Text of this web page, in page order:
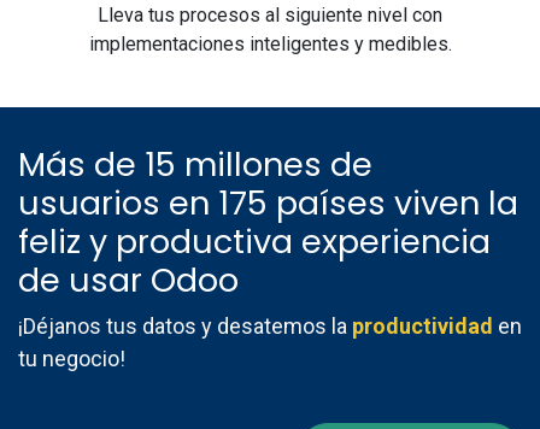
Lleva tus procesos al siguiente nivel con
implementaciones inteligentes y medibles.​
Más de 15 millones de
usuarios en 175 países viven la
feliz y productiva experiencia
de usar Odoo
¡Déjanos tus datos y desatemos la productividad en
tu negocio!